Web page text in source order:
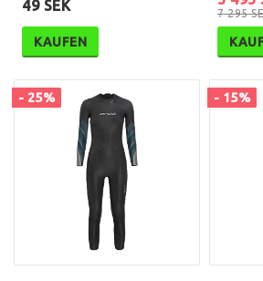
49 SEK
KAUFEN
7 295
- 25% - 15%